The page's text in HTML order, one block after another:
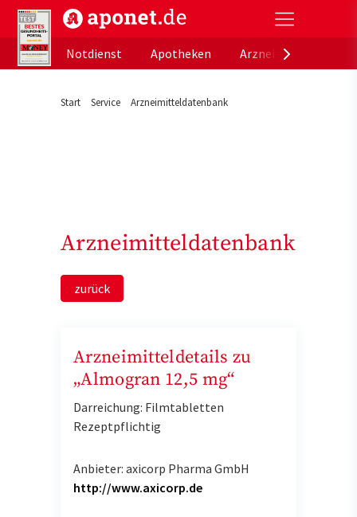
aponet.de - Das offizielle Gesundheitsportal der
Notdienst
Apotheken
Start Service Arzneimitteldatenbank
Arzneimitteldatenbank
zurück
Arzneimitteldetails zu
„Almogran 12,5 mg“
Darreichung: Filmtabletten
Rezeptpflichtig
Anbieter: axicorp Pharma GmbH
http://www.axicorp.de